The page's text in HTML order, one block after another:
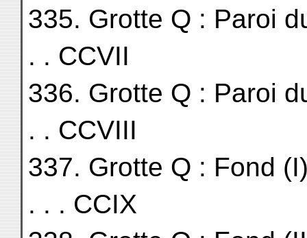
335. Grotte Q : Paroi
. . CCVII
336. Grotte Q : Paroi
. . CCVIII
337. Grotte Q : Fond
. . . CCIX